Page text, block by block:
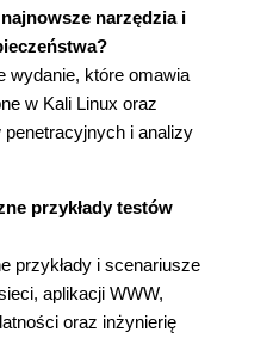
informacji
i usługa whois
TCP
UDP
narzędzia i
wydanie, które omawia
w Kali Linux oraz
i analizy
przykłady testów
przykłady i scenariusze
aplikacji WWW,
oraz inżynierię